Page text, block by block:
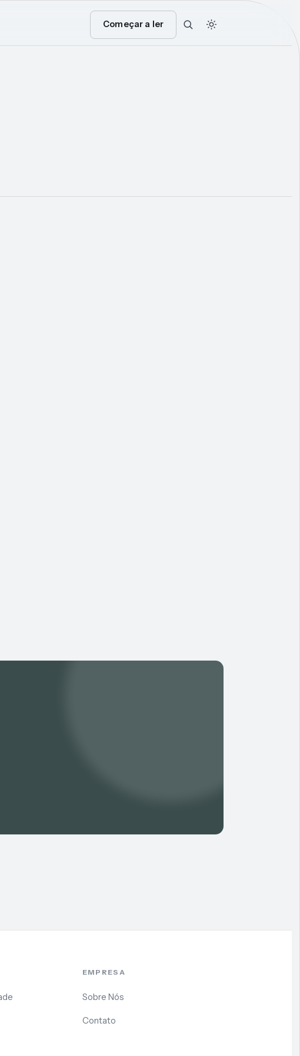
Começar a ler
EMPRESA
Sobre Nós
Contato